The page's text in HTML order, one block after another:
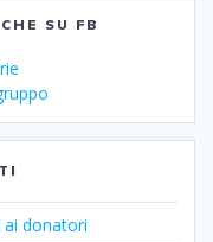
SU FB
donatori